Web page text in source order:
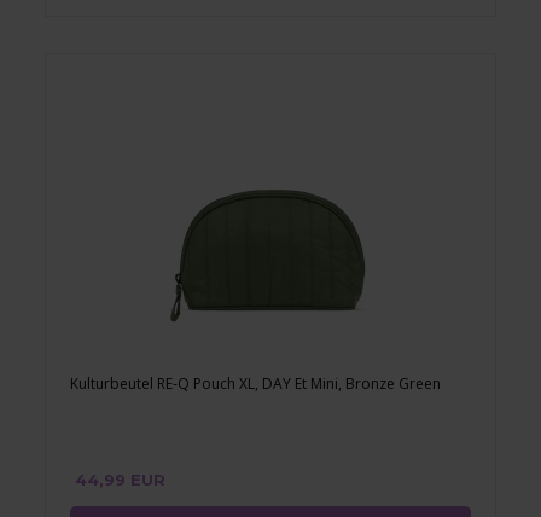
Kulturbeutel RE-Q Pouch XL, DAY Et Mini, Bronze Green
44,99 EUR